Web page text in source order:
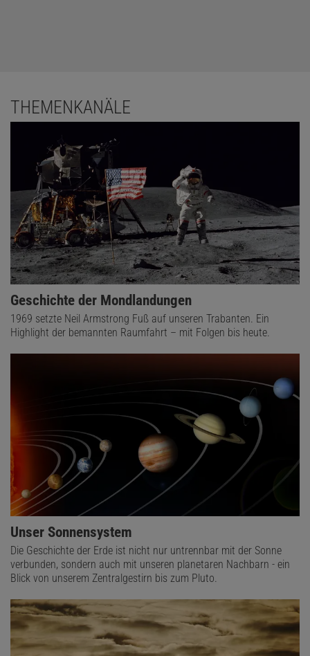
THEMENKANÄLE
Geschichte der Mondlandungen
1969 setzte Neil Armstrong Fuß auf unseren Trabanten. Ein
Highlight der bemannten Raumfahrt – mit Folgen bis heute.
Unser Sonnensystem
Die Geschichte der Erde ist nicht nur untrennbar mit der Sonne
verbunden, sondern auch mit unseren planetaren Nachbarn - ein
Blick von unserem Zentralgestirn bis zum Pluto.